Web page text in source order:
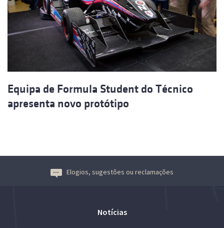
Equipa de Formula Student do Técnico
apresenta novo protótipo
Elogios, sugestões ou reclamações
Notícias